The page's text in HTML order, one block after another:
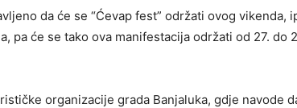
da će se “Ćevap fest” održati ovog vikenda,
pa će se tako ova manifestacija održati od 27. do
organizacije grada Banjaluka, gdje navode